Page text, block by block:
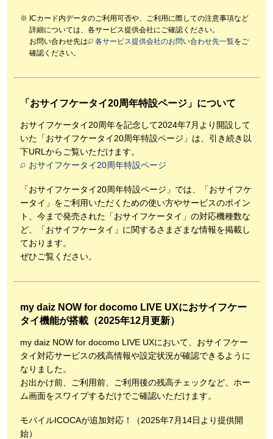
ICカード内データのご利用可否や、ご利用に際しての注意事項など
詳細については、各サービス提供会社にご確認ください。
お問い合わせ先は
各サービス提供会社のお問い合わせ先一覧をご
確認ください。
「おサイフケータイ20周年特設ページ」について
おサイフケータイ20周年を記念して2024年7月より開設して
いた「おサイフケータイ20周年特設ページ」は、引き続き以
下URLからご覧いただけます。
おサイフケータイ20周年特設ページ
「おサイフケータイ20周年特設ページ」では、「おサイフケ
ータイ」をご利用いただくための使い方やサービスのポイン
ト、今まで発売された「おサイフケータイ」の対応機種数な
ど、「おサイフケータイ」に関するさまざまな情報を掲載し
ております。
ぜひご覧ください。
my daiz NOW for docomo LIVE UXにおサイフケー
タイ機能が搭載（2025年12月更新）
my daiz NOW for docomo LIVE UXにおいて、おサイフケー
タイ対応サービスの残高情報や設定状況が確認できるように
なりました。
お出かけ前、ご利用前、ご利用後の残高チェックなど、ホー
ム画面をスワイプするだけでご確認いただけます。
モバイルICOCAが追加対応！（2025年7月14日より提供開
始）